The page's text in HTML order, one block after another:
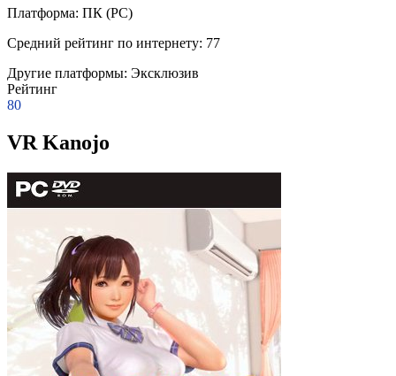
Платформа: ПК (PC)
Средний рейтинг по интернету: 77
Другие платформы: Эксклюзив
Рейтинг
80
VR Kanojo